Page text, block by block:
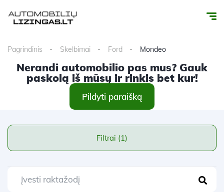
Pagrindinis Skelbimai Ford Mondeo
Nerandi automobilio pas mus? Gauk
paskolą iš mūsų ir rinkis bet kur!
Pildyti paraišką
Filtrai (1)